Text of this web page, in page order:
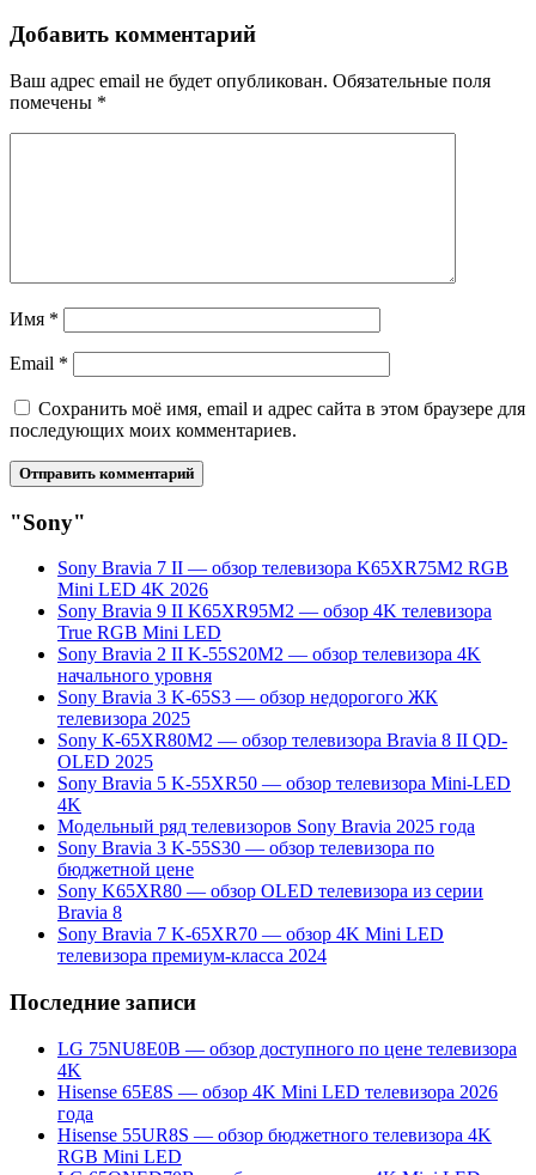
Добавить комментарий
Ваш адрес email не будет опубликован. Обязательные поля
помечены *
Имя *
Email *
Сохранить моё имя, email и адрес сайта в этом браузере для
последующих моих комментариев.
"Sony"
Sony Bravia 7 II — обзор телевизора K65XR75M2 RGB
Mini LED 4K 2026
Sony Bravia 9 II K65XR95M2 — обзор 4K телевизора
True RGB Mini LED
Sony Bravia 2 II K-55S20M2 — обзор телевизора 4K
начального уровня
Sony Bravia 3 K-65S3 — обзор недорогого ЖК
телевизора 2025
Sony К-65ХR80М2 — обзор телевизора Bravia 8 II QD-
OLED 2025
Sony Bravia 5 K-55XR50 — обзор телевизора Mini-LED
4K
Модельный ряд телевизоров Sony Bravia 2025 года
Sony Bravia 3 K-55S30 — обзор телевизора по
бюджетной цене
Sony K65XR80 — обзор OLED телевизора из серии
Bravia 8
Sony Bravia 7 K-65XR70 — обзор 4K Mini LED
телевизора премиум-класса 2024
Последние записи
LG 75NU8E0B — обзор доступного по цене телевизора
4K
Hisense 65E8S — обзор 4K Mini LED телевизора 2026
года
Hisense 55UR8S — обзор бюджетного телевизора 4K
RGB Mini LED